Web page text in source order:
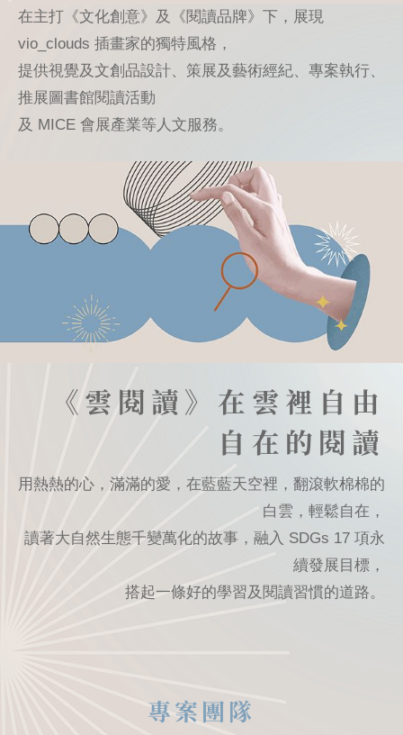
在主打《文化創意》及《閱讀品牌》下，展現
vio_clouds 插畫家的獨特風格，
提供視覺及文創品設計、策展及藝術經紀、專案執行、
推展圖書館閱讀活動
及 MICE 會展產業等人文服務。
《雲閱讀》在雲裡自由
自在的閱讀
用熱熱的心，滿滿的愛，在藍藍天空裡，翻滾軟棉棉的
白雲，輕鬆自在，
讀著大自然生態千變萬化的故事，融入 SDGs 17 項永
續發展目標，
搭起一條好的學習及閱讀習慣的道路。
專案團隊